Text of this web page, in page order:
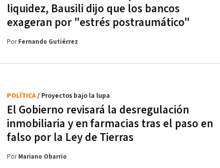
liquidez, Bausili dijo que los bancos
exageran por "estrés postraumático"
PorFernando Gutiérrez
El Gobierno revisará la desregulación
inmobiliaria y en farmacias tras el paso en
falso por la Ley de Tierras
POLÍTICA/ Proyectos bajo la lupa
PorMariano Obarrio